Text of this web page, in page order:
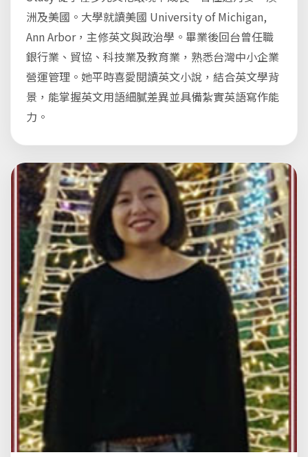
洲及美國。大學就讀美國 University of Michigan,
Ann Arbor，主修英文與政治學。畢業後回台曾任職
銀行業、貿協、科技業及教育業，熟悉台灣中小企業
營運管理。她平時喜愛閱讀英文小說，結合英文學背
景，能掌握英文用語細膩差異並具備紮實英語寫作能
力。